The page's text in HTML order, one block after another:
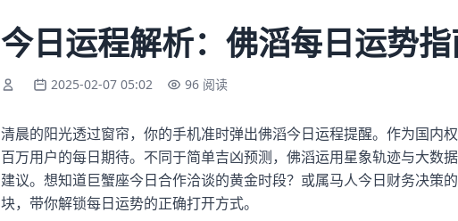
今日运程解析：佛滔每日运势
2025-02-07 05:02 96 阅读
清晨的阳光透过窗帘，你的手机准时弹出佛滔今日运程提醒。作为国内
百万用户的每日期待。不同于简单吉凶预测，佛滔运用星象轨迹与大数
建议。想知道巨蟹座今日合作洽谈的黄金时段？或属马人今日财务决策
块，带你解锁每日运势的正确打开方式。